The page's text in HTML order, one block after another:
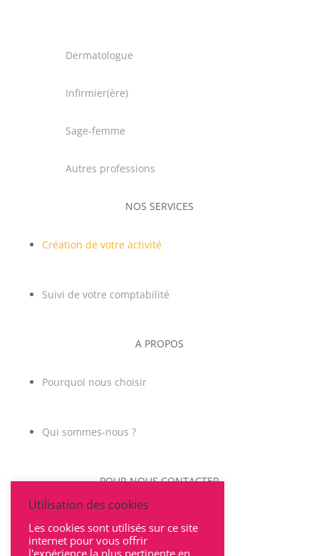
Dermatologue
Infirmier(ère)
Sage-femme
Autres professions
NOS SERVICES
Création de votre activité
Suivi de votre comptabilité
A PROPOS
Pourquoi nous choisir
Qui sommes-nous ?
POUR NOUS CONTACTER
Utilisation des cookies
Les cookies sont utilisés sur ce site
internet pour vous offrir
l'expérience la plus pertinente en